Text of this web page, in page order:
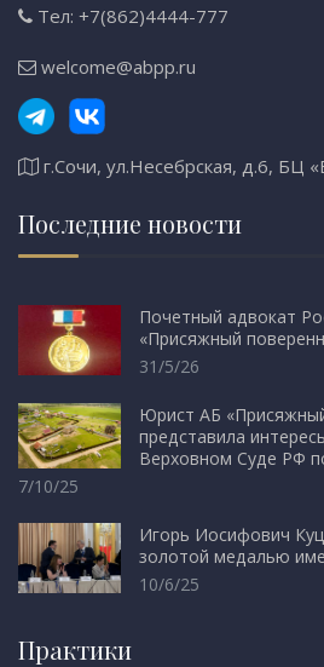
Тел: +7(862)4444-777
welcome@abpp.ru
г.Сочи, ул.Несебрская, д.6, БЦ
Последние новости
Почетный адвокат
«Присяжный
31/5/26
Юрист АБ
представила
Верховном Суде РФ
7/10/25
Игорь Иосифович
золотой медалью
10/6/25
Практики